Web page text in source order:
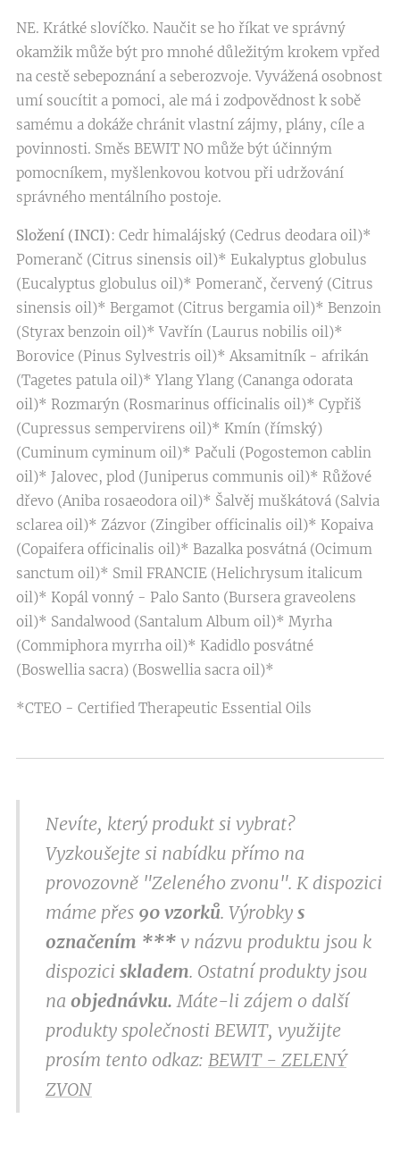
NE. Krátké slovíčko. Naučit se ho říkat ve správný
okamžik může být pro mnohé důležitým krokem vpřed
na cestě sebepoznání a seberozvoje. Vyvážená osobnost
umí soucítit a pomoci, ale má i zodpovědnost k sobě
samému a dokáže chránit vlastní zájmy, plány, cíle a
povinnosti. Směs BEWIT NO může být účinným
pomocníkem, myšlenkovou kotvou při udržování
správného mentálního postoje.
Složení (INCI): Cedr himalájský (Cedrus deodara oil)*
Pomeranč (Citrus sinensis oil)* Eukalyptus globulus
(Eucalyptus globulus oil)* Pomeranč, červený (Citrus
sinensis oil)* Bergamot (Citrus bergamia oil)* Benzoin
(Styrax benzoin oil)* Vavřín (Laurus nobilis oil)*
Borovice (Pinus Sylvestris oil)* Aksamitník - afrikán
(Tagetes patula oil)* Ylang Ylang (Cananga odorata
oil)* Rozmarýn (Rosmarinus officinalis oil)* Cypřiš
(Cupressus sempervirens oil)* Kmín (římský)
(Cuminum cyminum oil)* Pačuli (Pogostemon cablin
oil)* Jalovec, plod (Juniperus communis oil)* Růžové
dřevo (Aniba rosaeodora oil)* Šalvěj muškátová (Salvia
sclarea oil)* Zázvor (Zingiber officinalis oil)* Kopaiva
(Copaifera officinalis oil)* Bazalka posvátná (Ocimum
sanctum oil)* Smil FRANCIE (Helichrysum italicum
oil)* Kopál vonný - Palo Santo (Bursera graveolens
oil)* Sandalwood (Santalum Album oil)* Myrha
(Commiphora myrrha oil)* Kadidlo posvátné
(Boswellia sacra) (Boswellia sacra oil)*
*CTEO - Certified Therapeutic Essential Oils
Nevíte, který produkt si vybrat?
Vyzkoušejte si nabídku přímo na
provozovně "Zeleného zvonu". K dispozici
máme přes 90 vzorků. Výrobky s
označením *** v názvu produktu jsou k
dispozici skladem. Ostatní produkty jsou
na objednávku. Máte-li zájem o další
produkty společnosti BEWIT, využijte
prosím tento odkaz: BEWIT - ZELENÝ
ZVON